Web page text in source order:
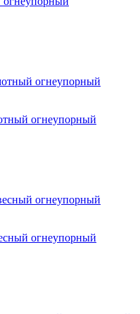
огнеупорный
огнеупорный